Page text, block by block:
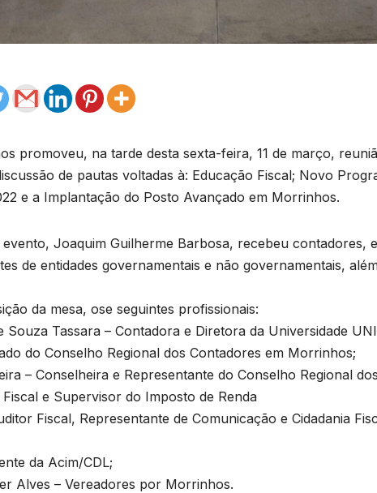
promoveu, na tarde desta sexta-feira, 11 de março,
de pautas voltadas à: Educação Fiscal; Novo
e a Implantação do Posto Avançado em Morrinhos.
Joaquim Guilherme Barbosa, recebeu contadores,
de entidades governamentais e não governamentais,
da mesa, ose seguintes profissionais:
Souza Tassara – Contadora e Diretora da Universidade
do Conselho Regional dos Contadores em Morrinhos;
– Conselheira e Representante do Conselho Regional
e Supervisor do Imposto de Renda
Fiscal, Representante de Comunicação e Cidadania
da Acim/CDL;
Alves – Vereadores por Morrinhos.